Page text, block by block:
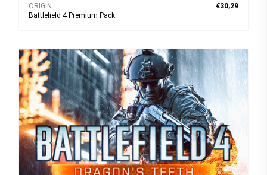
ORIGIN
Battlefield 4 Premium Pack
€30,29